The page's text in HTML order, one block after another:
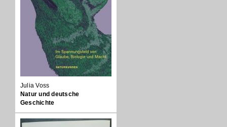
Julia Voss
Natur und deutsche
Geschichte